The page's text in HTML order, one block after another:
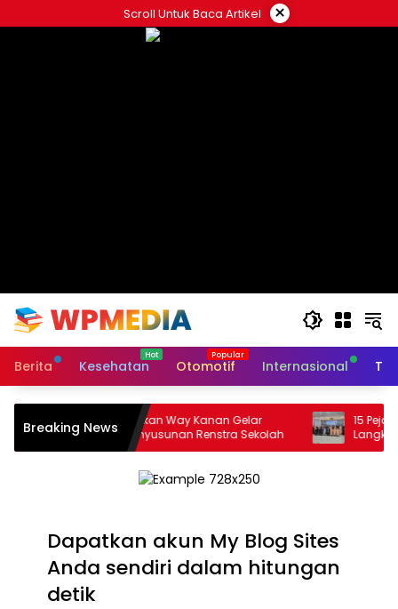
ke
Scroll Untuk Baca Artikel ×
Berita Kesehatan Otomotif Internasional
Breaking News
Dinas Pendidikan Way Kanan Gelar
Workshop Penyusunan Renstra Sekolah
15 Pejabat
Langkah
Organisasi
Dapatkan akun My Blog Sites
Anda sendiri dalam hitungan
detik